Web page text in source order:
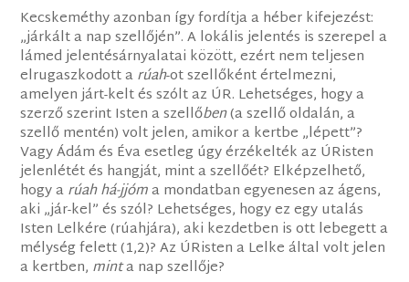
Kecskeméthy azonban így fordítja a héber kifejezést:
„járkált a nap szellőjén”. A lokális jelentés is szerepel a
lámed jelentésárnyalatai között, ezért nem teljesen
elrugaszkodott arúah-ot szellőként értelmezni,
amelyen járt-kelt és szólt az ÚR. Lehetséges, hogy a
szerző szerint Isten a szellőben(a szellő oldalán, a
szellő mentén) volt jelen, amikor a kertbe „lépett”?
Vagy Ádám és Éva esetleg úgy érzékelték az ÚRisten
jelenlétét és hangját, mint a szellőét? Elképzelhető,
hogy arúah há-jjóma mondatban egyenesen az ágens,
aki „jár-kel” és szól? Lehetséges, hogy ez egy utalás
Isten Lelkére (rúahjára), aki kezdetben is ott lebegett a
mélység felett (1,2)? Az ÚRisten a Lelke által volt jelen
a kertben, minta nap szellője?